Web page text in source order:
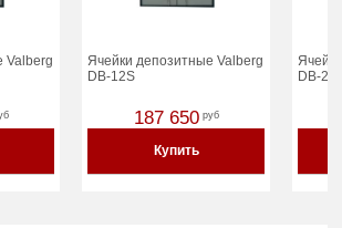
Valberg
Ячейки депозитные Valberg
DB-12S
187 650 руб
Купить
DB-